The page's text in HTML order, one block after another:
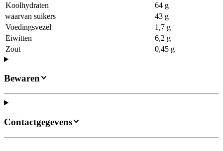
Koolhydraten
64 g
waarvan suikers
43 g
Voedingsvezel
1,7 g
Eiwitten
6,2 g
Zout
0,45 g
Bewaren
Contactgegevens